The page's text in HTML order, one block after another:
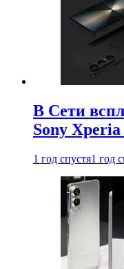
В Сети
Sony
1 год спустя1 год